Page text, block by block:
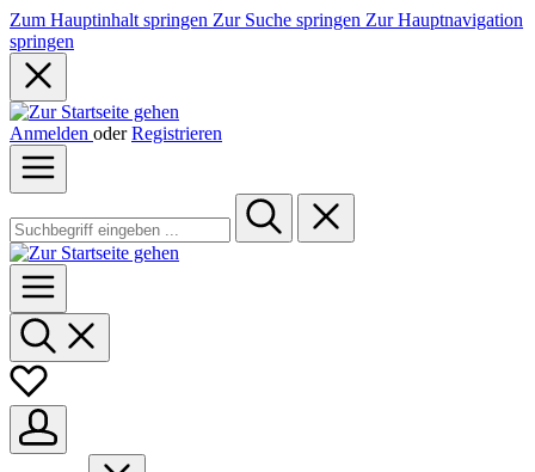
Zum Hauptinhalt springen Zur Suche springen Zur Hauptnavigation
springen
Anmelden oder Registrieren